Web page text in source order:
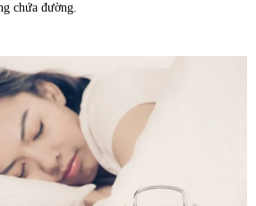
chứa đường.